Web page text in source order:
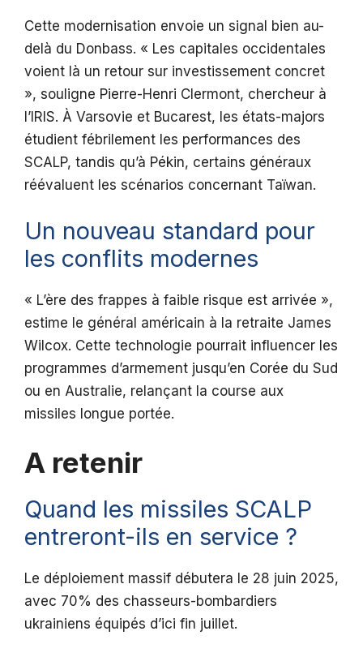
Cette modernisation envoie un signal bien au-
delà du Donbass. « Les capitales occidentales
voient là un retour sur investissement concret
», souligne Pierre-Henri Clermont, chercheur à
l’IRIS. À Varsovie et Bucarest, les états-majors
étudient fébrilement les performances des
SCALP, tandis qu’à Pékin, certains généraux
réévaluent les scénarios concernant Taïwan.
Un nouveau standard pour
les conflits modernes
« L’ère des frappes à faible risque est arrivée »,
estime le général américain à la retraite James
Wilcox. Cette technologie pourrait influencer les
programmes d’armement jusqu’en Corée du Sud
ou en Australie, relançant la course aux
missiles longue portée.
A retenir
Quand les missiles SCALP
entreront-ils en service ?
Le déploiement massif débutera le 28 juin 2025,
avec 70% des chasseurs-bombardiers
ukrainiens équipés d’ici fin juillet.